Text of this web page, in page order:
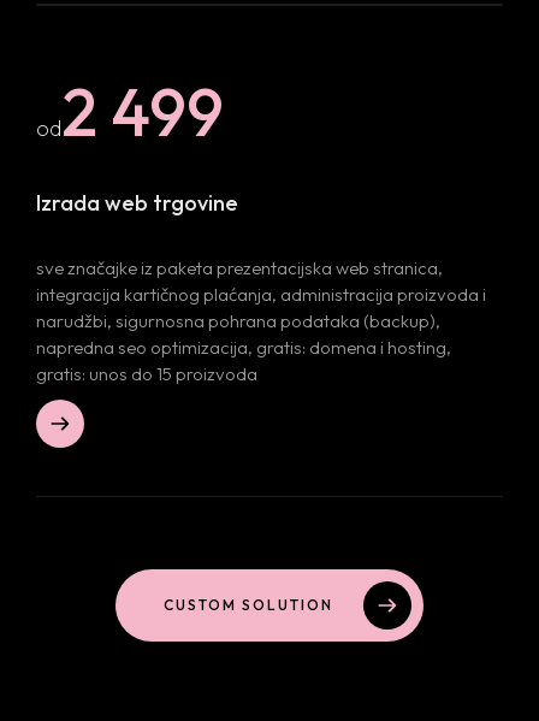
od2 499
Izrada web trgovine
sve značajke iz paketa prezentacijska web stranica,
integracija kartičnog plaćanja, administracija proizvoda i
narudžbi, sigurnosna pohrana podataka (backup),
napredna seo optimizacija, gratis: domena i hosting,
gratis: unos do 15 proizvoda
CUSTOM SOLUTION